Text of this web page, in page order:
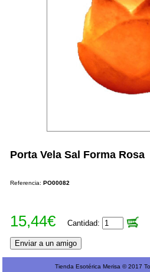
Porta Vela Sal Forma Rosa
Referencia:PO00082
15,44€ Cantidad:
Tienda Esotérica Merisa © 2017